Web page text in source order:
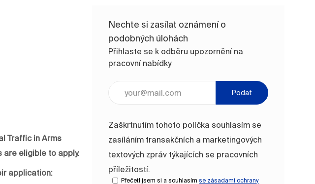
Traffic in Arms
are eligible to apply.
application:
Nechte si zasílat oznámení o
podobných úlohách
Přihlaste se k odběru upozornění na
pracovní nabídky
Zaškrtnutím tohoto políčka souhlasím se
zasíláním transakčních a marketingových
textových zpráv týkajících se pracovních
příležitostí.
Přečetl jsem si a souhlasímse zásadami ochrany
Podat